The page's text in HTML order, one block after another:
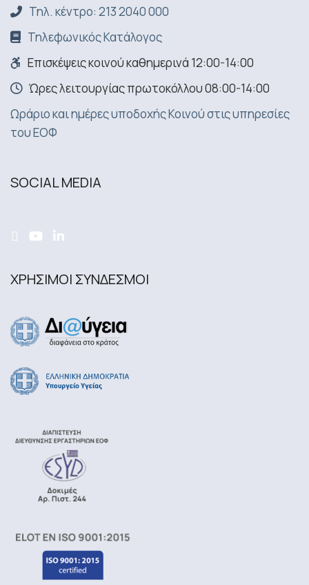
Τηλ. κέντρο: 213 2040 000
Τηλεφωνικός Κατάλογος
Επισκέψεις κοινού καθημερινά 12:00-14:00
Ώρες λειτουργίας πρωτοκόλλου 08:00-14:00
Ωράριο και ημέρες υποδοχής Κοινού στις υπηρεσίες
του ΕΟΦ
SOCIAL MEDIA
ΧΡΗΣΙΜΟΙ ΣΥΝΔΕΣΜΟΙ